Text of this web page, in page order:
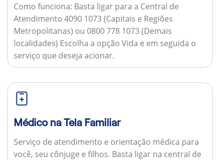
Como funciona: Basta ligar para a Central de
Atendimento 4090 1073 (Capitais e Regiões
Metropolitanas) ou 0800 778 1073 (Demais
localidades) Escolha a opção Vida e em seguida o
serviço que deseja acionar.
Médico na Tela Familiar
Serviço de atendimento e orientação médica para
você, seu cônjuge e filhos. Basta ligar na central de